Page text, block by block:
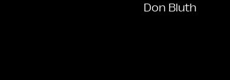
Don Bluth